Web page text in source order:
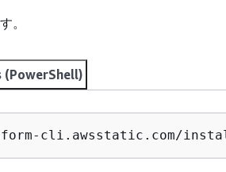
。
(PowerShell)
cli.awsstatic.com/